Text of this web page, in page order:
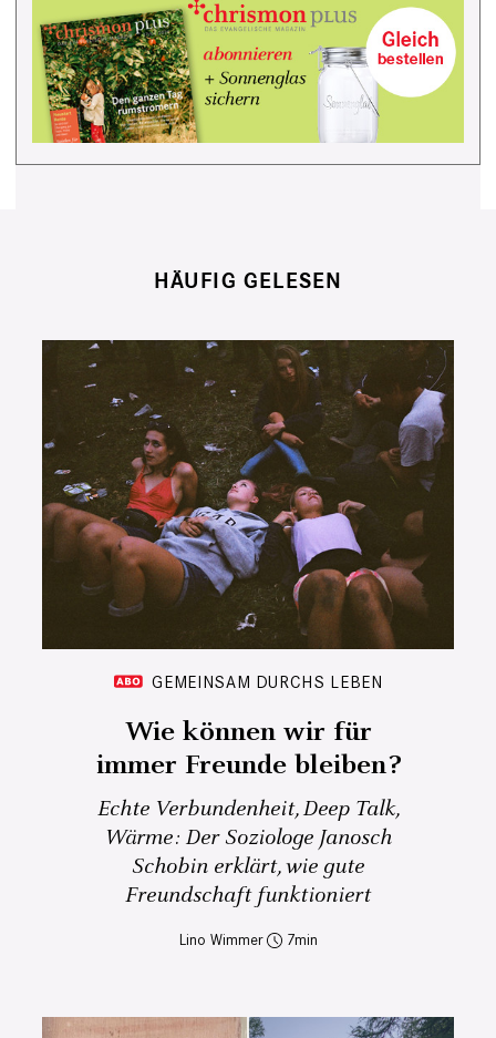
HÄUFIG GELESEN
GEMEINSAM DURCHS LEBEN
Wie können wir für
immer Freunde bleiben?
Echte Verbundenheit, Deep Talk,
Wärme: Der Soziologe Janosch
Schobin erklärt, wie gute
Freundschaft funktioniert
Lino Wimmer 7